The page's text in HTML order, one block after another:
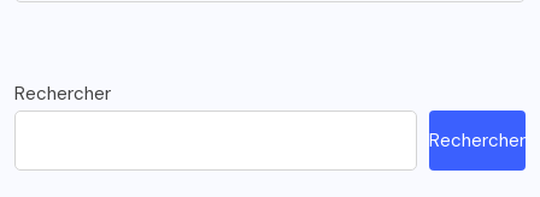
Rechercher
Rechercher